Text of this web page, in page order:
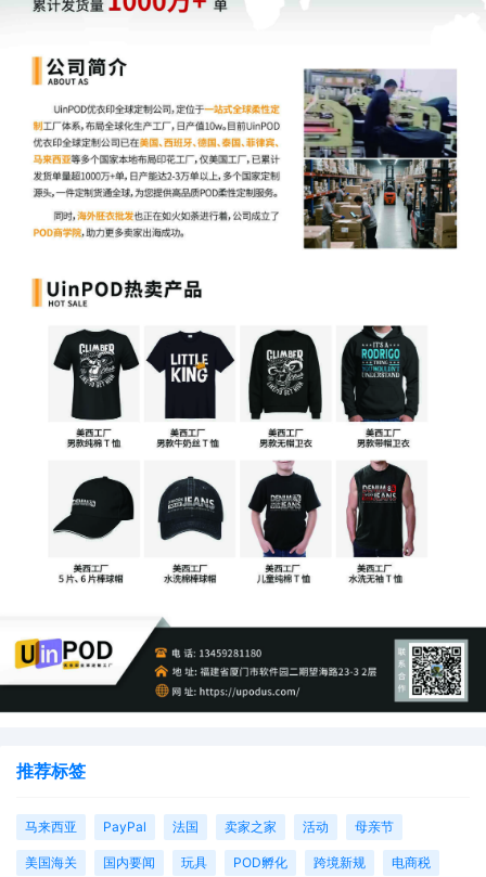
推荐标签
马来西亚 PayPal 法国 卖家之家 活动 母亲节
美国海关 国内要闻 玩具 POD孵化 跨境新规 电商税